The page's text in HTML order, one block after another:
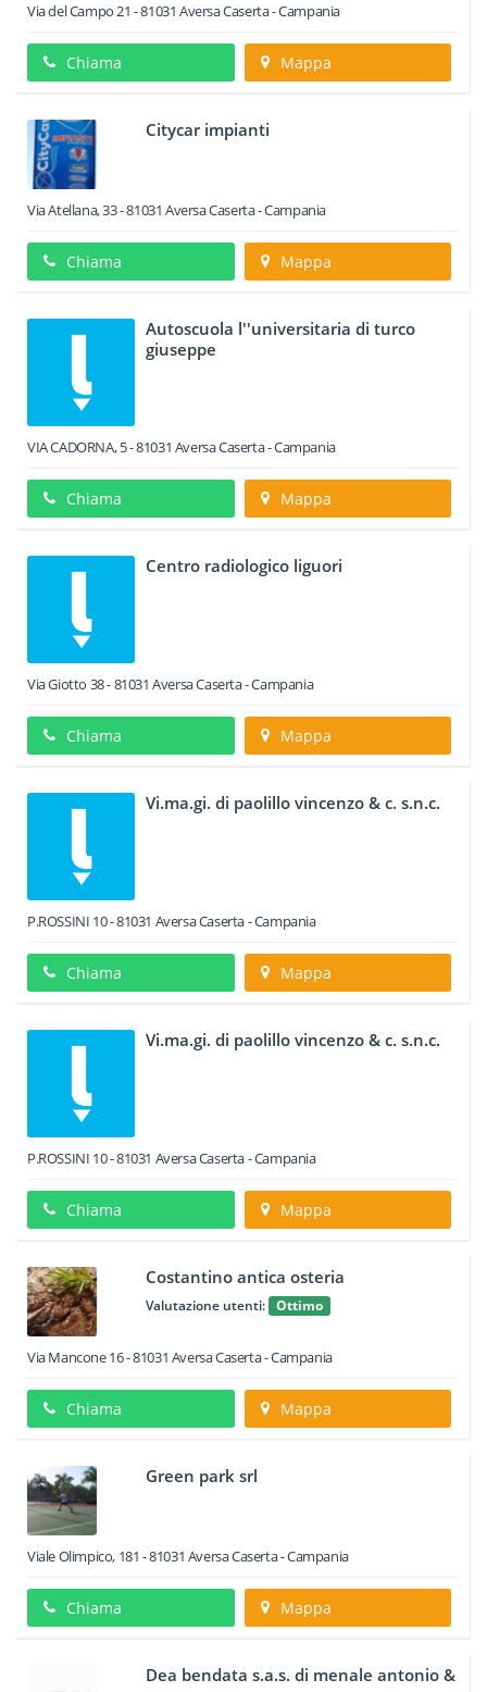
Via del Campo 21 -81031 AversaCaserta -Campania
Chiama Mappa
Citycar impianti
Via Atellana, 33-81031 AversaCaserta -Campania
Chiama Mappa
Autoscuola l''universitaria di turco
giuseppe
VIA CADORNA, 5-81031 AversaCaserta -Campania
Chiama Mappa
Centro radiologico liguori
Via Giotto 38-81031 AversaCaserta -Campania
Chiama Mappa
Vi.ma.gi. di paolillo vincenzo & c. s.n.c.
P.ROSSINI 10-81031 AversaCaserta -Campania
Chiama Mappa
Vi.ma.gi. di paolillo vincenzo & c. s.n.c.
P.ROSSINI 10-81031 AversaCaserta -Campania
Chiama Mappa
Costantino antica osteria
Valutazione utenti: Ottimo
Via Mancone 16-81031 AversaCaserta -Campania
Chiama Mappa
Green park srl
Viale Olimpico, 181 -81031 AversaCaserta -Campania
Chiama Mappa
Dea bendata s.a.s. di menale antonio &